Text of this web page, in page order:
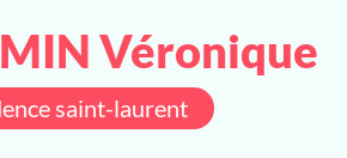
Véronique
saint-laurent